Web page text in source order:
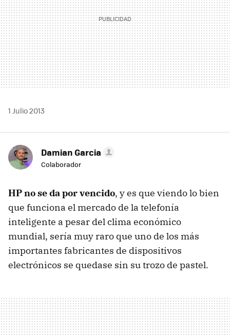
1 Julio 2013
Damian Garcia
Colaborador
HP no se da por vencido, y es que viendo lo bien
que funciona el mercado de la telefonía
inteligente a pesar del clima económico
mundial, sería muy raro que uno de los más
importantes fabricantes de dispositivos
electrónicos se quedase sin su trozo de pastel.